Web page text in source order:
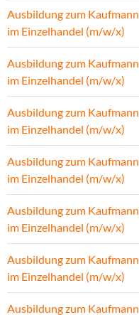
Ausbildung zum Kaufmann
im Einzelhandel (m/w/x)
Ausbildung zum Kaufmann
im Einzelhandel (m/w/x)
Ausbildung zum Kaufmann
im Einzelhandel (m/w/x)
Ausbildung zum Kaufmann
im Einzelhandel (m/w/x)
Ausbildung zum Kaufmann
im Einzelhandel (m/w/x)
Ausbildung zum Kaufmann
im Einzelhandel (m/w/x)
Ausbildung zum Kaufmann